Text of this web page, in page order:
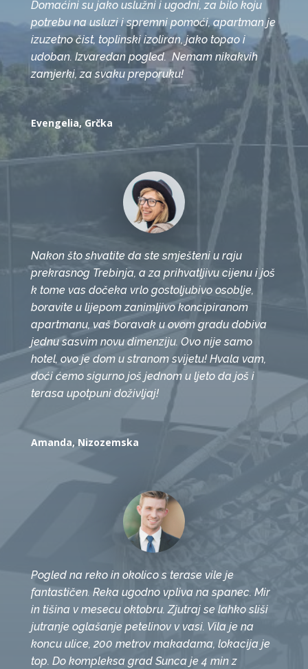
Domaćini su jako uslužni i ugodni, za bilo koju
potrebu na usluzi i spremni pomoći, apartman je
izuzetno čist, toplinski izoliran, jako topao i
udoban. Izvaredan pogled. Nemam nikakvih
zamjerki, za svaku preporuku!
Evengelia, Grčka
Nakon što shvatite da ste smješteni u raju
prekrasnog Trebinja, a za prihvatljivu cijenu i još
k tome vas dočeka vrlo gostoljubivo osoblje,
boravite u lijepom zanimljivo koncipiranom
apartmanu, vaš boravak u ovom gradu dobiva
jednu sasvim novu dimenziju. Ovo nije samo
hotel, ovo je dom u stranom svijetu! Hvala vam,
doći ćemo sigurno još jednom u ljeto da još i
terasa upotpuni doživljaj!
Amanda, Nizozemska
Pogled na reko in okolico s terase vile je
fantastičen. Reka ugodno vpliva na spanec. Mir
in tišina v mesecu oktobru. Zjutraj se lahko sliši
jutranje oglašanje petelinov v vasi. Vila je na
koncu ulice, 200 metrov makadama, lokacija je
top. Do kompleksa grad Sunca je 4 min z